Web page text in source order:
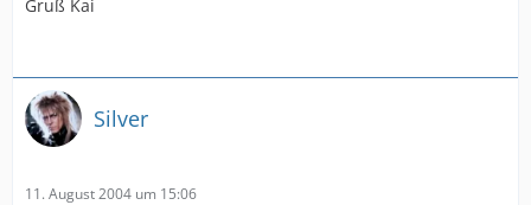
Gruß Kai
Silver
11. August 2004 um 15:06